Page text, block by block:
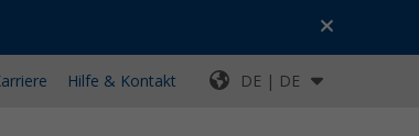
Top-Deals für dein Abenteuer!
Hilfe & Kontakt DE | DE